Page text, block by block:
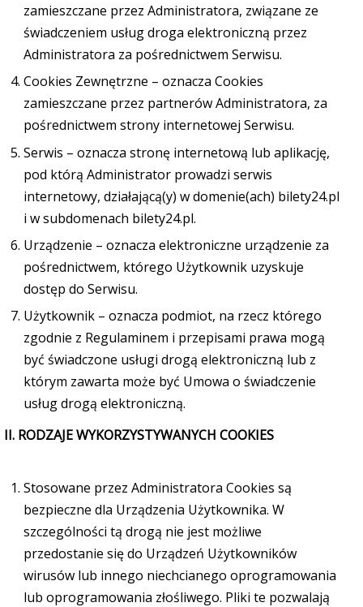
zamieszczane przez Administratora, związane ze
świadczeniem usług droga elektroniczną przez
Administratora za pośrednictwem Serwisu.
Cookies Zewnętrzne – oznacza Cookies
zamieszczane przez partnerów Administratora, za
pośrednictwem strony internetowej Serwisu.
Serwis – oznacza stronę internetową lub aplikację,
pod którą Administrator prowadzi serwis
internetowy, działającą(y) w domenie(ach) bilety24.pl
i w subdomenach bilety24.pl.
Urządzenie – oznacza elektroniczne urządzenie za
pośrednictwem, którego Użytkownik uzyskuje
dostęp do Serwisu.
Użytkownik – oznacza podmiot, na rzecz którego
zgodnie z Regulaminem i przepisami prawa mogą
być świadczone usługi drogą elektroniczną lub z
którym zawarta może być Umowa o świadczenie
usług drogą elektroniczną.
II. RODZAJE WYKORZYSTYWANYCH COOKIES
Stosowane przez Administratora Cookies są
bezpieczne dla Urządzenia Użytkownika. W
szczególności tą drogą nie jest możliwe
przedostanie się do Urządzeń Użytkowników
wirusów lub innego niechcianego oprogramowania
lub oprogramowania złośliwego. Pliki te pozwalają